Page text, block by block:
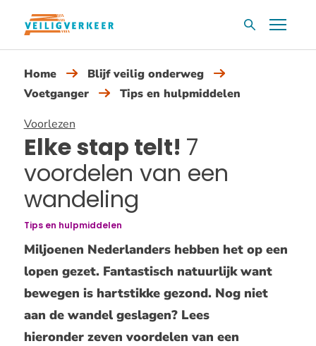
Overslaan
inhoud
gaan
ZoekvakMenu
Home
Blijf veilig onderweg
Voetganger
Tips en hulpmiddelen
Voorlezen
Elke stap telt! 7
voordelen van een
wandeling
Tips en hulpmiddelen
Miljoenen Nederlanders hebben het op een
lopen gezet. Fantastisch natuurlijk want
bewegen is hartstikke gezond. Nog niet
aan de wandel geslagen? Lees
hieronder zeven voordelen van een